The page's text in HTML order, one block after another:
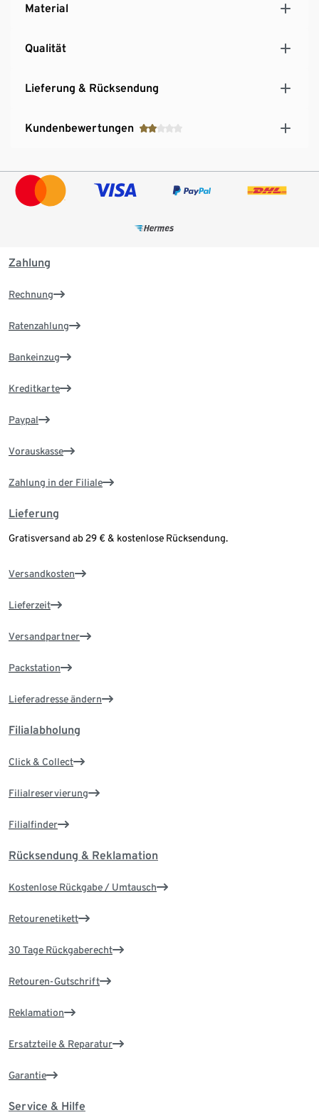
Material
Qualität
Lieferung & Rücksendung
Kundenbewertungen
Zahlung
Rechnung
Ratenzahlung
Bankeinzug
Kreditkarte
Paypal
Vorauskasse
Zahlung in der Filiale
Lieferung
Gratisversand ab 29 € & kostenlose Rücksendung.
Versandkosten
Lieferzeit
Versandpartner
Packstation
Lieferadresse ändern
Filialabholung
Click & Collect
Filialreservierung
Filialfinder
Rücksendung & Reklamation
Kostenlose Rückgabe / Umtausch
Retourenetikett
30 Tage Rückgaberecht
Retouren-Gutschrift
Reklamation
Ersatzteile & Reparatur
Garantie
Service & Hilfe